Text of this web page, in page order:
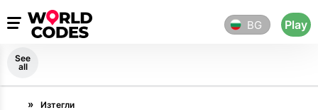
BG Play
See
all
Изтегли